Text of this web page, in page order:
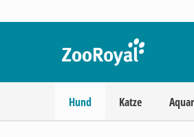
Hund Katze